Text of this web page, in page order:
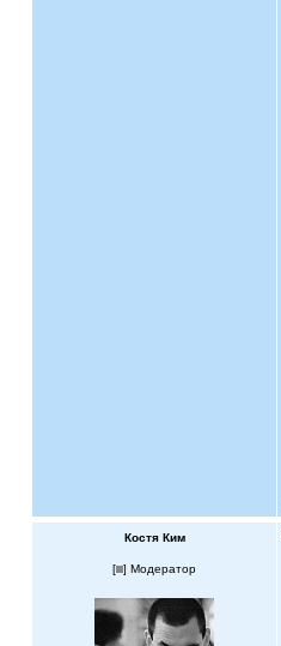
Костя Ким
[ ] Модератор